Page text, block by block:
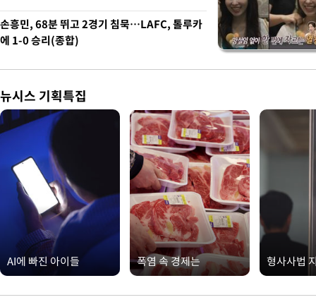
손흥민, 68분 뛰고 2경기 침묵…LAFC, 톨루카
에 1-0 승리(종합)
뉴시스 기획특집
AI에 빠진 아이들 폭염 속 경제는 형사사법